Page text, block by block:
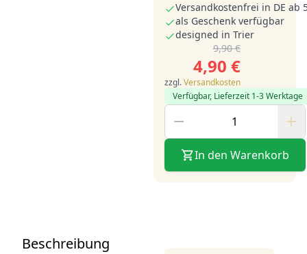
Versandkostenfrei in DE ab
als Geschenk verfügbar
designed in Trier
9,90 €
4,90 €
zzgl.Versandkosten
Verfügbar, Lieferzeit 1-3 Werktage
In den Warenkorb
Beschreibung